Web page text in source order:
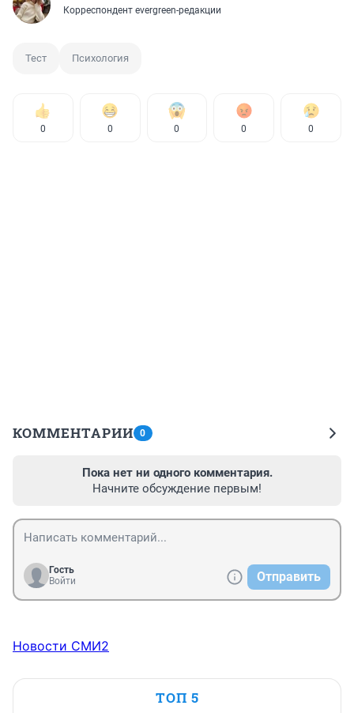
Корреспондент evergreen-редакции
Тест Психология
0 0 0 0 0
КОММЕНТАРИИ 0
Пока нет ни одного комментария.
Начните обсуждение первым!
Гость
Войти
Отправить
Новости СМИ2
ТОП 5